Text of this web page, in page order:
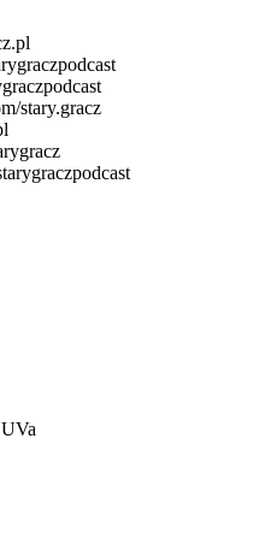
stary.gracz